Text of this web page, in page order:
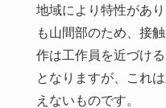
地域により特性があ
も山間部のため、接
作は工作員を近づけ
となりますが、これ
えないものです。